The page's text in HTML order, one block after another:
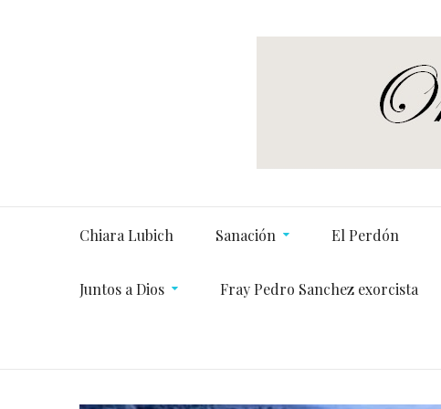
Chiara Lubich Sanación El Perdón
Juntos a Dios Fray Pedro Sanchez exorcista